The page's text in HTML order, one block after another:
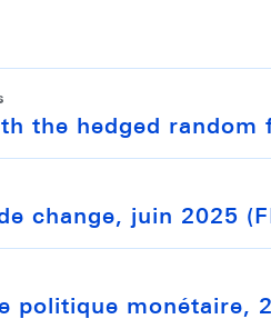
the hedged random
change, juin 2025
politique monétaire,